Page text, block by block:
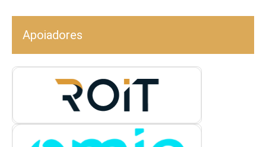
Apoiadores